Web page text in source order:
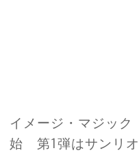
イメージ・マジッ
始 第1弾はサンリ